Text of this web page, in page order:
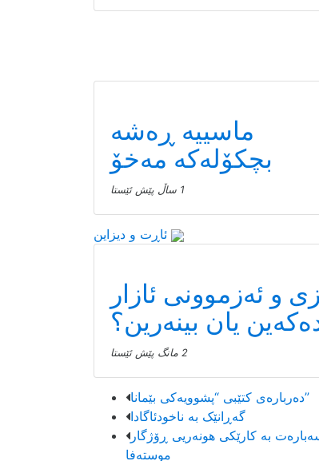
ماسییه ڕەشە
بچکۆلەکە مەخۆ
1 ساڵ پێش ئێستا
و ئەزموونی ئازار
یان بینەرین؟
2 مانگ پێش ئێستا
دەربارەی کتێبی “پشوویەکی بێمانا”
بە کارێکی هونەریی ڕۆژگار